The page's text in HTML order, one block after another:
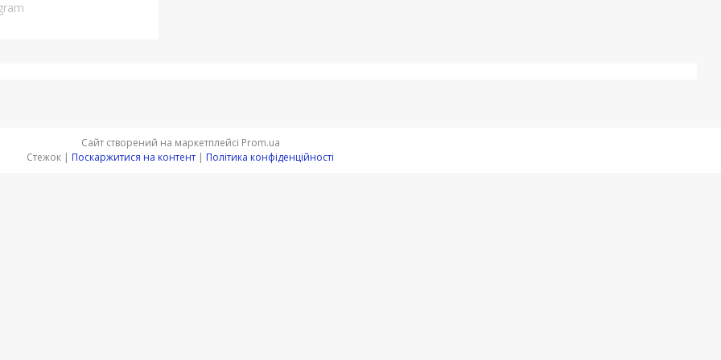
Сайт створений на маркетплейсі Prom.ua
Стежок | Поскаржитися на контент | Політика конфіденційності